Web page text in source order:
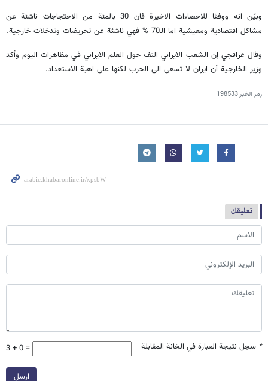
وبيّن انه ووفقا للاحصاءات الاخيرة فان 30 بالمئة من الاحتجاجات ناشئة عن
مشاكل اقتصادية ومعيشية اما الـ70 % فهي ناشئة عن تحريضات وتدخلات خارجية.
وقال عراقجي إن الشعب الايراني التف حول العلم الايراني في مظاهرات اليوم وأکد
وزیر الخارجیة أن ايران لا تسعى الى الحرب لكنها على اهبة الاستعداد.
رمز الخبر198533
تعليقك
* سجل نتيجة العبارة في الخانة المقابلة 3 + 0 =
ارسل